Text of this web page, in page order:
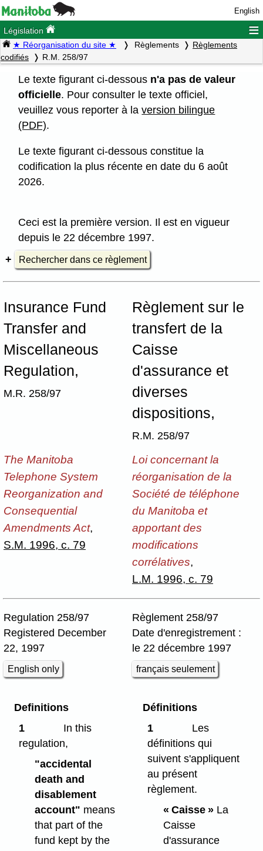
English
Législation ≡
★ Réorganisation du site ★ Règlements
Règlements
codifiés
R.M. 258/97
Le texte figurant ci-dessous n'a pas de valeur
officielle. Pour consulter le texte officiel,
veuillez vous reporter à laversion bilingue
(PDF).
Le texte figurant ci-dessous constitue la
codification la plus récente en date du 6 août
2026.
Ceci est la première version. Il est en vigueur
depuis le 22 décembre 1997.
Rechercher dans ce règlement
Insurance Fund
Transfer and
Miscellaneous
Regulation,
M.R. 258/97
Règlement sur le
transfert de la
Caisse
d'assurance et
diverses
dispositions,
R.M. 258/97
The Manitoba
Telephone System
Reorganization and
Consequential
Amendments Act,
S.M. 1996, c. 79
Loi concernant la
réorganisation de la
Société de téléphone
du Manitoba et
apportant des
modifications
corrélatives,
L.M. 1996, c. 79
Regulation 258/97
Registered December
22, 1997
English only
Règlement 258/97
Date d'enregistrement :
le 22 décembre 1997
français seulement
Definitions
1
In this
regulation,
"accidental
death and
disablement
account" means
that part of the
fund kept by the
Définitions
1
Les
définitions qui
suivent s'appliquent
au présent
règlement.
« Caisse »La
Caisse
d'assurance